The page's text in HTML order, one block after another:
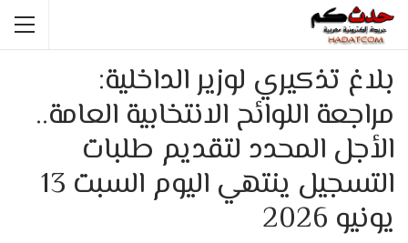
بلاغ تذكيري لوزير الداخلية:
مراجعة اللوائح الانتخابية العامة..
الأجل المحدد لتقديم طلبات
التسجيل ينتهي اليوم السبت 13
يونيو 2026